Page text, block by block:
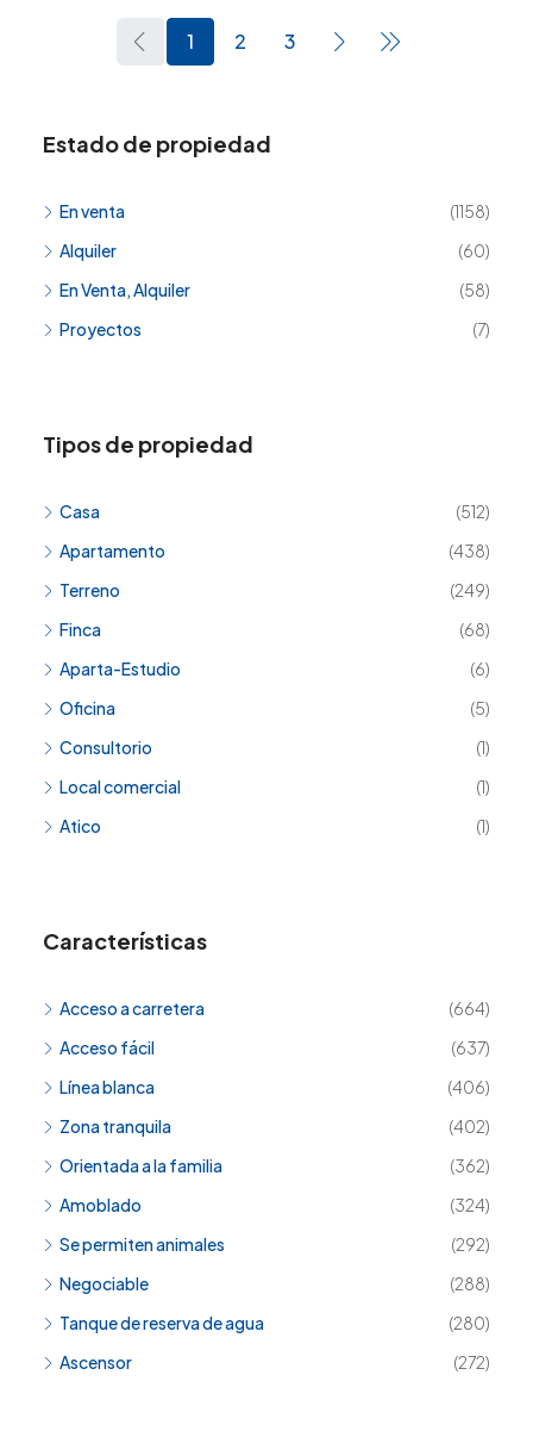
1 2 3
Estado de propiedad
En venta
(1158)
Alquiler
(60)
En Venta, Alquiler
(58)
Proyectos
(7)
Tipos de propiedad
Casa
(512)
Apartamento
(438)
Terreno
(249)
Finca
(68)
Aparta-Estudio
(6)
Oficina
(5)
Consultorio
(1)
Local comercial
(1)
Atico
(1)
Características
Acceso a carretera
(664)
Acceso fácil
(637)
Línea blanca
(406)
Zona tranquila
(402)
Orientada a la familia
(362)
Amoblado
(324)
Se permiten animales
(292)
Negociable
(288)
Tanque de reserva de agua
(280)
Ascensor
(272)